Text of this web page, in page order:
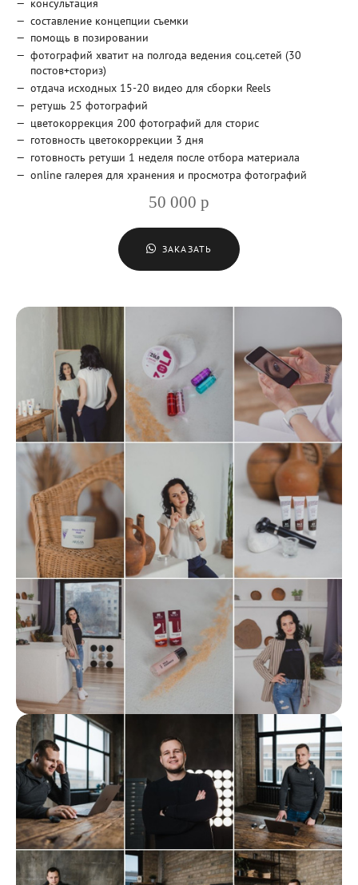
консультация
составление концепции съемки
помощь в позировании
фотографий хватит на полгода ведения соц.сетей (30
постов+сториз)
отдача исходных 15-20 видео для сборки Reels
ретушь 25 фотографий
цветокоррекция 200 фотографий для сторис
готовность цветокоррекции 3 дня
готовность ретуши 1 неделя после отбора материала
оnline галерея для хранения и просмотра фотографий
50 000 р
ЗАКАЗАТЬ